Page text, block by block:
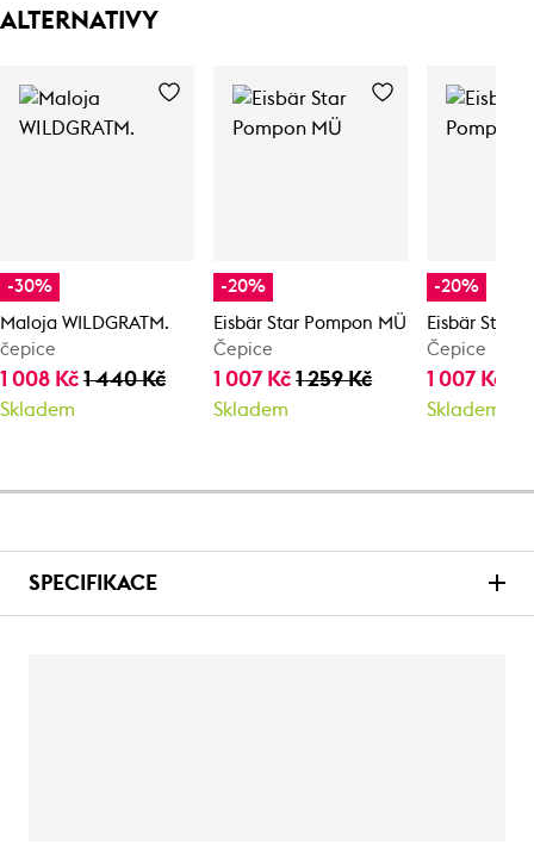
ALTERNATIVY
-30%
Maloja WILDGRATM.
čepice
1 008 Kč 1 440 Kč
Skladem
-20%
Eisbär Star Pompon MÜ
Čepice
1 007 Kč1 259 Kč
Skladem
-20%
Eisbär Star
Čepice
1 007 Kč
Skladem
SPECIFIKACE